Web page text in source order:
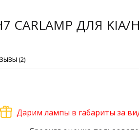
ДЛЯ KIA/
(2)
Дарим лампы в габариты за